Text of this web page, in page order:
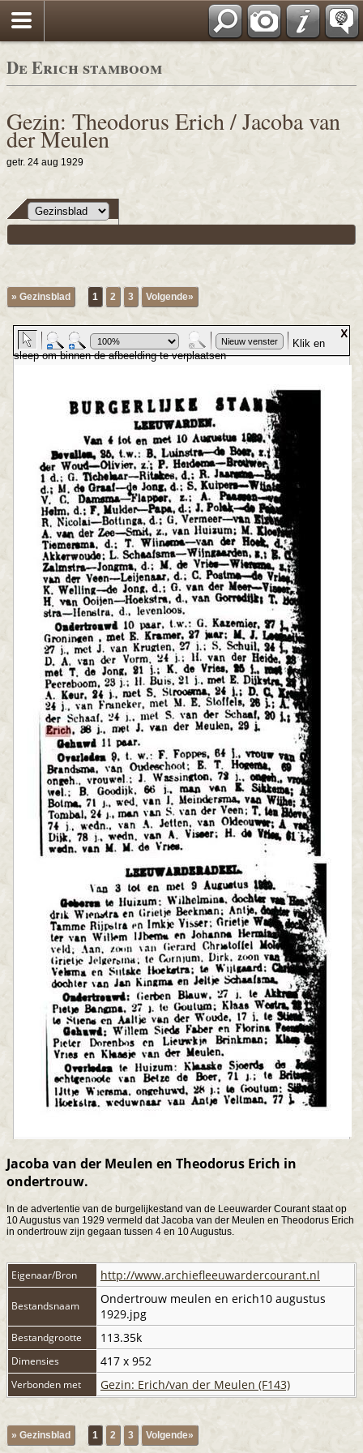
De Erich stamboom
Gezin: Theodorus Erich / Jacoba van
der Meulen
getr. 24 aug 1929
» Gezinsblad 1 2 3 Volgende»
Jacoba van der Meulen en Theodorus Erich in
ondertrouw.
In de advertentie van de burgelijkestand van de Leeuwarder Courant staat op
10 Augustus van 1929 vermeld dat Jacoba van der Meulen en Theodorus Erich
in ondertrouw zijn gegaan tussen 4 en 10 Augustus.
Eigenaar/Bron http://www.archiefleeuwardercourant.nl
Bestandsnaam
Ondertrouw meulen en erich10 augustus
1929.jpg
Bestandgrootte 113.35k
Dimensies 417 x 952
Verbonden met Gezin: Erich/van der Meulen (F143)
» Gezinsblad 1 2 3 Volgende»